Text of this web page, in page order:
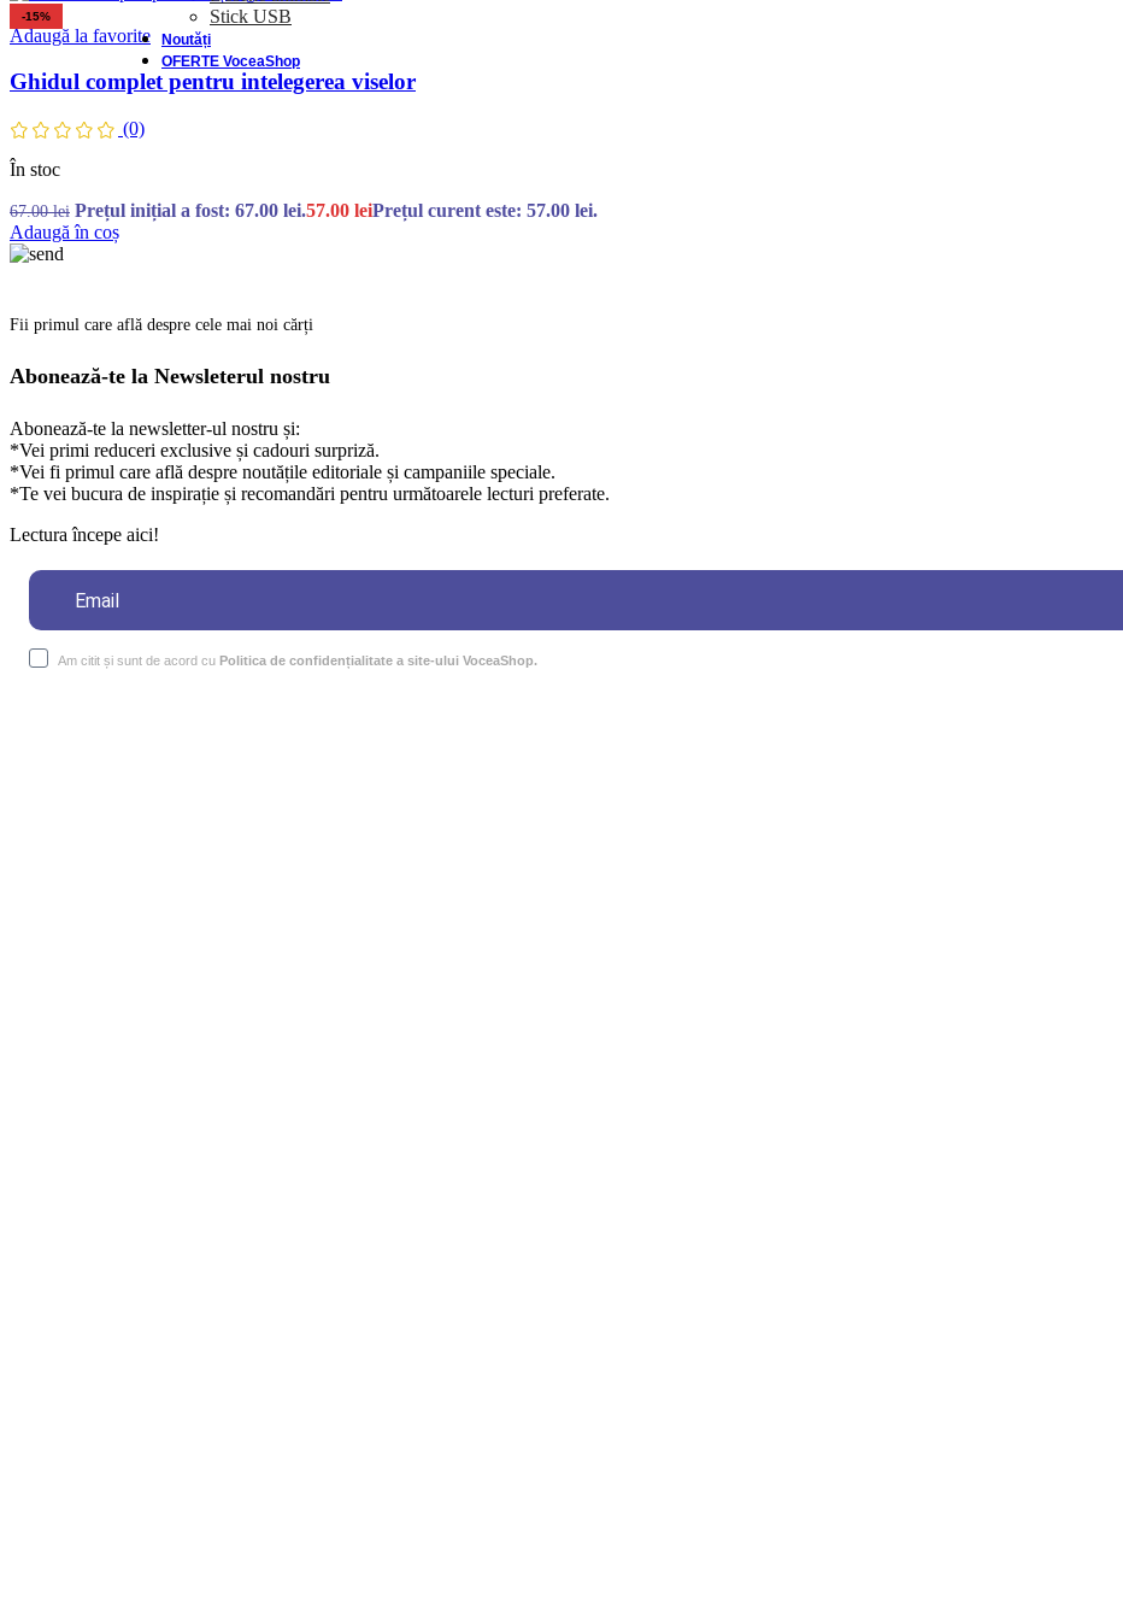
Stick USB
Noutăți
OFERTE VoceaShop
-15%
Adaugă la favorite
Ghidul complet pentru intelegerea viselor
(0)
În stoc
67.00lei Prețul inițial a fost: 67.00 lei.57.00 leiPrețul curent este: 57.00 lei.
Adaugă în coș
Fii primul care află despre cele mai noi cărți
Abonează-te la Newsleterul nostru
Abonează-te la newsletter-ul nostru și:
*Vei primi reduceri exclusive și cadouri surpriză.
*Vei fi primul care află despre noutățile editoriale și campaniile speciale.
*Te vei bucura de inspirație și recomandări pentru următoarele lecturi preferate.
Lectura începe aici!
Am citit și sunt de acord cu Politica de confidențialitate a site-ului VoceaShop.